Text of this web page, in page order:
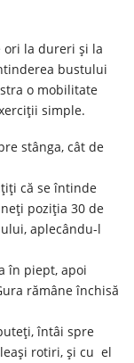
la dureri și la
bustului
o mobilitate
simple.
stânga, cât de
că se întinde
poziția 30 de
aplecându-l
în piept, apoi
rămâne închisă
întâi spre
rotiri, și cu el